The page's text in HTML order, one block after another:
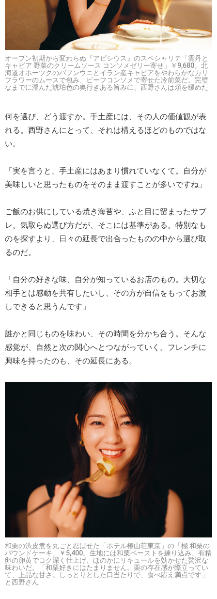
オープン初期から変わらぬ『アピシウス』のスペシャリテ「雲丹と
キャビア 野菜のクリームソース コンソメゼリー寄せ」￥9,680。北
海道オホーツクのバフンウニとイラン産キャビアをやわらかなカリ
フラワーのムースで包み、ビーフコンソメで寄せた冷前菜だ。完璧
なまでに澄んだ琥珀色の奥行きある旨みに、西野さんは頬を緩めた
何を選び、どう渡すか。手土産には、その人の価値観が表
れる。西野さんにとって、それは構えるほどのものではな
い。
「実を言うと、手土産にはあまり慣れていなくて。自分が
美味しいと思ったものをそのまま渡すことが多いですね」
ご飯のお供にしている焼き海苔や、ふと目に留まったサブ
レ。気取らぬ選び方だが、そこには基準がある。特別なも
のを探すより、日々の延長で出合ったものの中から選び取
るのだ。
「自分の好きな味、自分が知っているお店のもの。大切な
相手とは感動を共有したいし、その方が自信をもってお渡
しできると思うんです」
誰かと同じものを味わい、その時間を分かち合う。そんな
感覚が、自然と次の関心へとつながっていく。フレンチに
興味を持ったのも、その延長にある。
和栗の渋皮煮を丸ごと忍ばせた「ホテル椿山荘東京」の「極 和栗の
パウンドケーキ」￥5,400。生地には和栗ペーストを練り込み、有精
卵の卵黄でコク深く仕上げ、ほのかにリキュールを効かせた贅沢な
味わいだ。「和栗好きにはたまりません。栗の存在感が際立ってい
て、上品な甘さ。しっとりとした口当たりで、食べ応え満点です」
と西野さん